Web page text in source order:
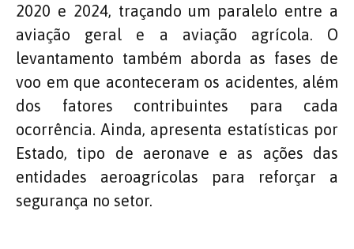
2020 e 2024, traçando um paralelo entre a
aviação geral e a aviação agrícola. O
levantamento também aborda as fases de
voo em que aconteceram os acidentes, além
dos fatores contribuintes para cada
ocorrência. Ainda, apresenta estatísticas por
Estado, tipo de aeronave e as ações das
entidades aeroagrícolas para reforçar a
segurança no setor.